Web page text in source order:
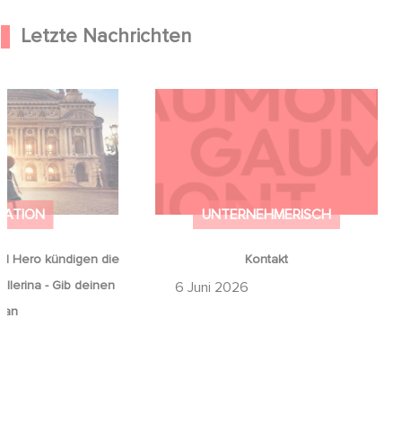
Letzte Nachrichten
Hero kündigen die
- Gib deinen
an
Hero kündigen
Ballerina - Gib
auf an
UNTERNEHMERISCH
Kontakt
6 Juni 2026